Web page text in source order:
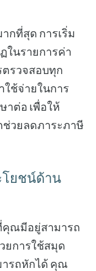
กที่สุด การเริ่ม
ในรายการค่า
รวจสอบทุก
ช้จ่ายในการ
าต่อ เพื่อให้
วยลดภาระภาษี
โยชน์ด้าน
คุณมีอยู่สามารถ
ยการใช้สมุด
รถหักได้ คุณ